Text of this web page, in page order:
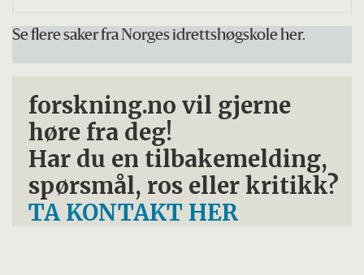
Se flere saker fra Norges idrettshøgskole her.
forskning.no vil gjerne
høre fra deg!
Har du en tilbakemelding,
spørsmål, ros eller kritikk?
TA KONTAKT HER